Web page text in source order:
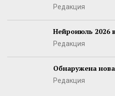
Редакция
Нейроиюль 2026
Редакция
Обнаружена
Редакция